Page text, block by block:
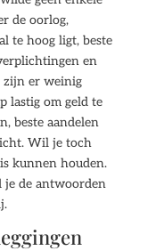
de oorlog,
te hoog ligt, beste
en
zijn er weinig
lastig om geld te
beste aandelen
Wil je toch
kunnen houden.
je de antwoorden